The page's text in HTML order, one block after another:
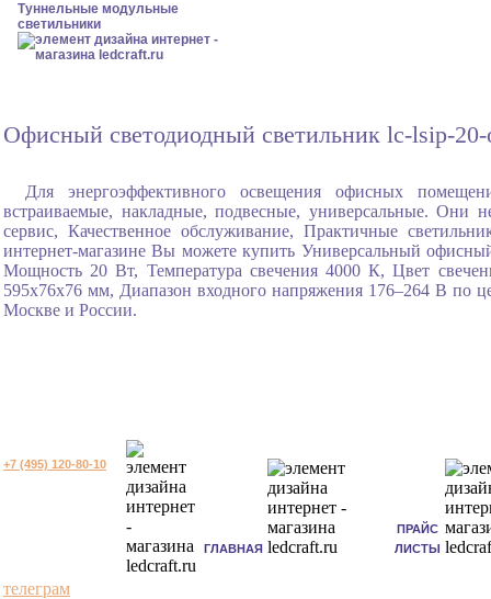
Туннельные модульные
светильники
Офисный светодиодный светильник lc-lsip-
Для энергоэффективного освещения офисных
встраиваемые, накладные, подвесные, универсальные. Они
сервис, Качественное обслуживание, Практичные
интернет-магазине Вы можете купить Универсальный
Мощность 20 Вт, Температура свечения 4000 К, Цвет
595x76x76 мм, Диапазон входного напряжения 176–264 В по
Москве и России.
+7 (495) 120-80-10
ГЛАВНАЯ
ПРАЙС
ЛИСТЫ
телеграм